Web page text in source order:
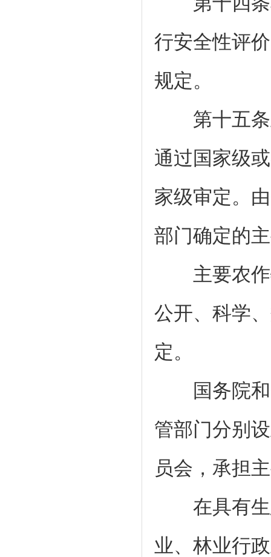
行安全性评
规定。
第十五条
通过国家级
家级审定。
部门确定的
主要农作
公开、科学
定。
国务院和
管部门分别
员会，承担
在具有生
业、林业行